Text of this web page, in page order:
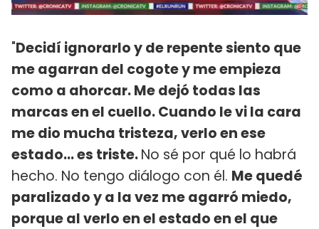
"Decidí ignorarlo y de repente siento que
me agarran del cogote y me empieza
como a ahorcar. Me dejó todas las
marcas en el cuello. Cuando le vi la cara
me dio mucha tristeza, verlo en ese
estado... es triste.No sé por qué lo habrá
hecho. No tengo diálogo con él. Me quedé
paralizado y a la vez me agarró miedo,
porque al verlo en el estado en el que